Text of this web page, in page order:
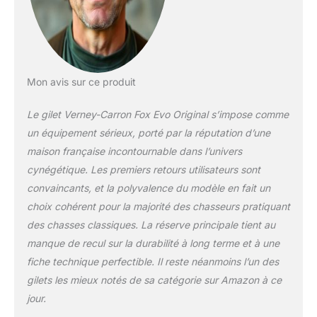
Mon avis sur ce produit
Le gilet Verney-Carron Fox Evo Original s’impose comme
un équipement sérieux, porté par la réputation d’une
maison française incontournable dans l’univers
cynégétique. Les premiers retours utilisateurs sont
convaincants, et la polyvalence du modèle en fait un
choix cohérent pour la majorité des chasseurs pratiquant
des chasses classiques. La réserve principale tient au
manque de recul sur la durabilité à long terme et à une
fiche technique perfectible. Il reste néanmoins l’un des
gilets les mieux notés de sa catégorie sur Amazon à ce
jour.